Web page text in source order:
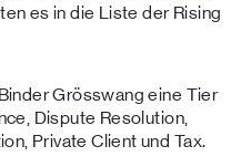
es in die Liste der Rising
Grösswang eine Tier
Dispute Resolution,
Private Client und Tax.